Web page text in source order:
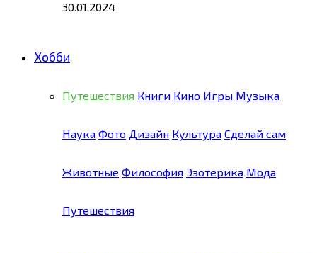
30.01.2024
Хобби
Путешествия Книги Кино Игры Музыка
Наука Фото Дизайн Культура Сделай сам
Животные Философия Эзотерика Мода
Путешествия